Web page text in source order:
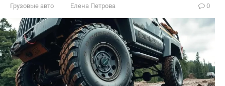
Грузовые авто Елена Петрова 0